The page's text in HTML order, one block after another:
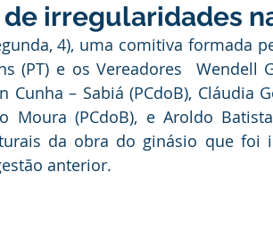
Educação Infraestrutura e Obras
Publica Dengue No
irregularidades
4), uma comitiva formada
(PT) e os Vereadores  Wendell
Cunha – Sabiá (PCdoB), Cláudia
Moura (PCdoB), e Aroldo
da obra do ginásio que foi
anterior.